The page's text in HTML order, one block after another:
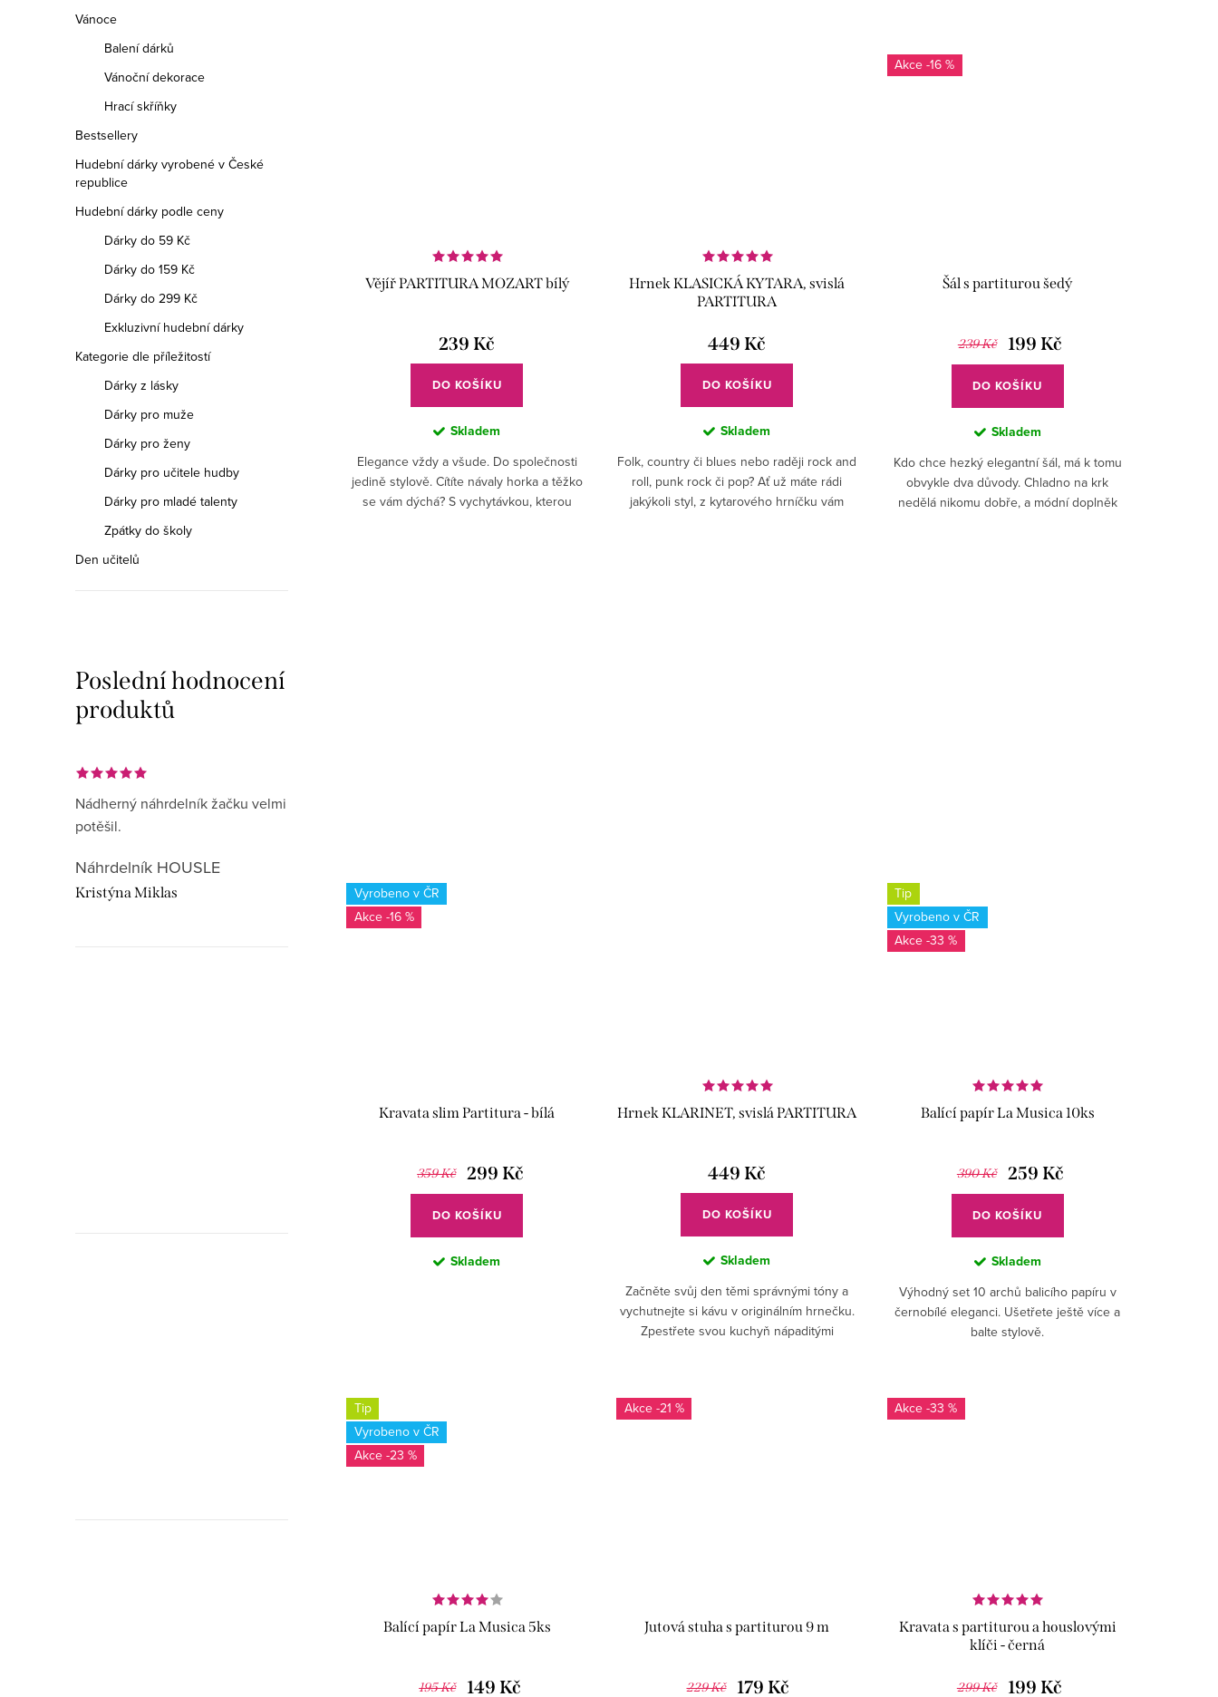
Vánoce
Balení dárků
Vánoční dekorace
Hrací skříňky
Bestsellery
Hudební dárky vyrobené v České
republice
Hudební dárky podle ceny
Dárky do 59 Kč
Dárky do 159 Kč
Dárky do 299 Kč
Exkluzivní hudební dárky
Kategorie dle příležitostí
Dárky z lásky
Dárky pro muže
Dárky pro ženy
Dárky pro učitele hudby
Dárky pro mladé talenty
Zpátky do školy
Den učitelů
Poslední hodnocení
produktů
Nádherný náhrdelník žačku velmi
potěšil.
Náhrdelník HOUSLE
Kristýna Miklas
Vějíř PARTITURA MOZART bílý
239 Kč
DO KOŠÍKU
Skladem
Elegance vždy a všude. Do společnosti
jedině stylově. Cítíte návaly horka a těžko
se vám dýchá? S vychytávkou, kterou
Hrnek KLASICKÁ KYTARA, svislá
PARTITURA
449 Kč
DO KOŠÍKU
Skladem
Folk, country či blues nebo raději rock and
roll, punk rock či pop? Ať už máte rádi
jakýkoli styl, z kytarového hrníčku vám
-16 %
Šál s partiturou šedý
239 Kč 199 Kč
DO KOŠÍKU
Skladem
Kdo chce hezký elegantní šál, má k tomu
obvykle dva důvody. Chladno na krk
nedělá nikomu dobře, a módní doplněk
Vyrobeno v ČR
-16 %
Kravata slim Partitura - bílá
359 Kč 299 Kč
DO KOŠÍKU
Skladem
Hrnek KLARINET, svislá PARTITURA
449 Kč
DO KOŠÍKU
Skladem
Začněte svůj den těmi správnými tóny a
vychutnejte si kávu v originálním hrnečku.
Zpestřete svou kuchyň nápaditými
Tip
Vyrobeno v ČR
-33 %
Balící papír La Musica 10ks
390 Kč 259 Kč
DO KOŠÍKU
Skladem
Výhodný set 10 archů balicího papíru v
černobílé eleganci. Ušetřete ještě více a
balte stylově.
Tip
Vyrobeno v ČR
-23 %
Balící papír La Musica 5ks
195 Kč 149 Kč
-21 %
Jutová stuha s partiturou 9 m
229 Kč 179 Kč
-33 %
Kravata s partiturou a houslovými
klíči - černá
299 Kč 199 Kč